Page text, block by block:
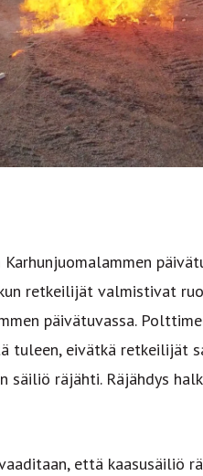
retkeilijät valmistivat
päivätuvassa.
tuleen, eivätkä retkeilijät
säiliö räjähti. Räjähdys
että kaasusäiliö